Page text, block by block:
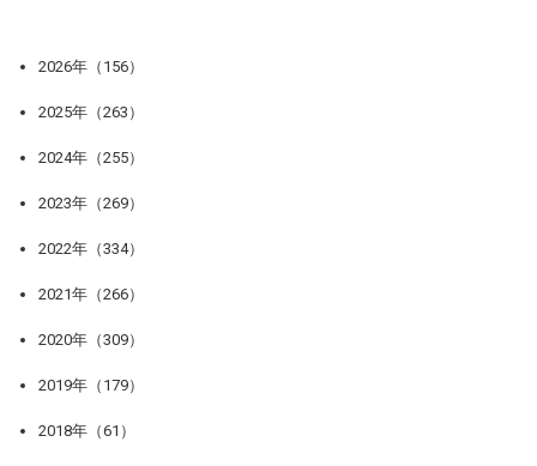
2026年（156）
2025年（263）
2024年（255）
2023年（269）
2022年（334）
2021年（266）
2020年（309）
2019年（179）
2018年（61）